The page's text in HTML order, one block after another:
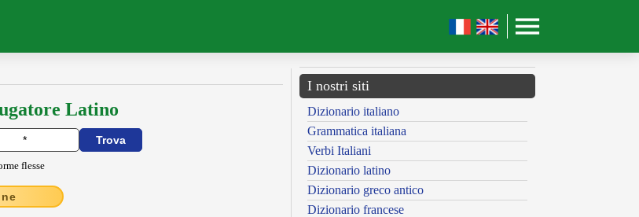
Latino
flesse
I nostri siti
Dizionario italiano
Grammatica italiana
Verbi Italiani
Dizionario latino
Dizionario greco antico
Dizionario francese